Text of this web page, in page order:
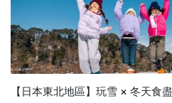
【日本東北地區】玩雪 × 冬天食